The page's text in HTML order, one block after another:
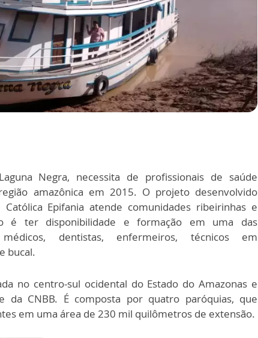
Negra, necessita de profissionais de saúde
amazônica em 2015. O projeto desenvolvido
Epifania atende comunidades ribeirinhas e
é ter disponibilidade e formação em uma das
médicos, dentistas, enfermeiros, técnicos em
bucal.
no centro-sul ocidental do Estado do Amazonas e
da CNBB. É composta por quatro paróquias, que
em uma área de 230 mil quilômetros de extensão.